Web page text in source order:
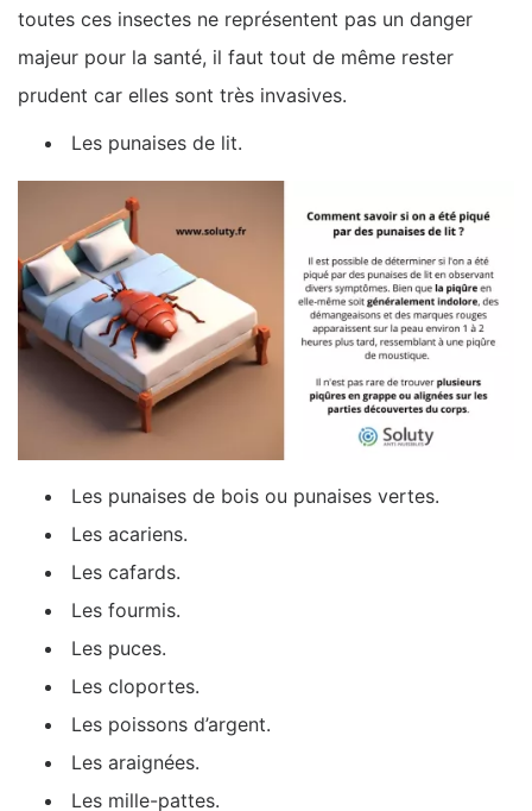
toutes ces insectes ne représentent pas un danger
majeur pour la santé, il faut tout de même rester
prudent car elles sont très invasives.
Les punaises de lit.
Les punaises de bois ou punaises vertes.
Les acariens.
Les cafards.
Les fourmis.
Les puces.
Les cloportes.
Les poissons d’argent.
Les araignées.
Les mille-pattes.